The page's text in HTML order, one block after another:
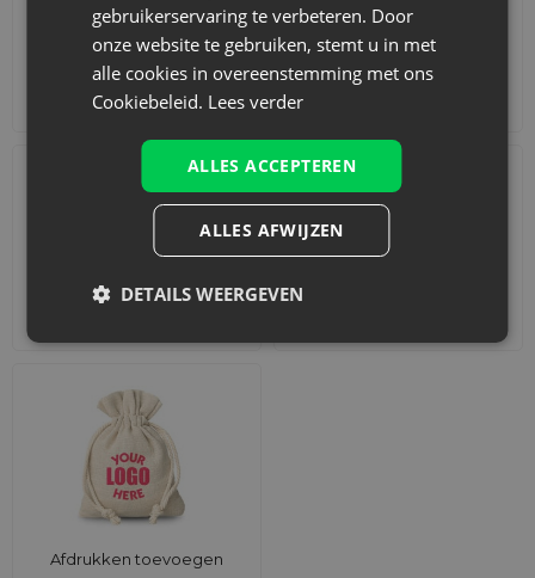
Adventskalenders
Afdrukken toevoegen
gebruikerservaring te verbeteren. Door
onze website te gebruiken, stemt u in met
alle cookies in overeenstemming met ons
Cookiebeleid. Lees verder
ALLES ACCEPTEREN
ALLES AFWIJZEN
DETAILS WEERGEVEN